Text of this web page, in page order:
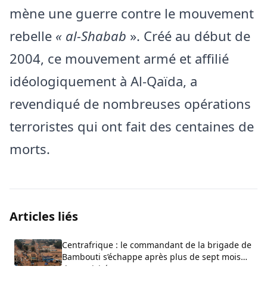
mène une guerre contre le mouvement
rebelle « al-Shabab ». Créé au début de
2004, ce mouvement armé et affilié
idéologiquement à Al-Qaïda, a
revendiqué de nombreuses opérations
terroristes qui ont fait des centaines de
morts.
Articles liés
Centrafrique : le commandant de la brigade de
Bambouti s’échappe après plus de sept mois
de captivité